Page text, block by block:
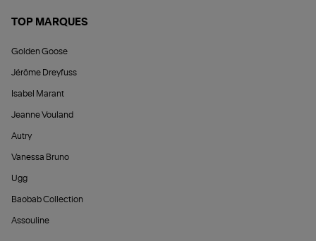
TOP MARQUES
Golden Goose
Jérôme Dreyfuss
Isabel Marant
Jeanne Vouland
Autry
Vanessa Bruno
Ugg
Baobab Collection
Assouline